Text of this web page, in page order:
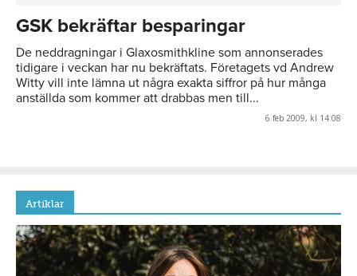
GSK bekräftar besparingar
De neddragningar i Glaxosmithkline som annonserades
tidigare i veckan har nu bekräftats. Företagets vd Andrew
Witty vill inte lämna ut några exakta siffror på hur många
anställda som kommer att drabbas men till...
6 feb 2009, kl 14:08
Artiklar